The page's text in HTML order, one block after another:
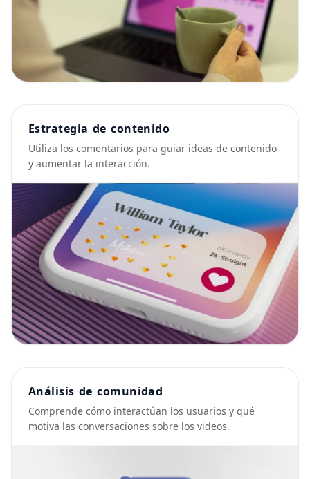
Estrategia de contenido
Utiliza los comentarios para guiar ideas de contenido
y aumentar la interacción.
Análisis de comunidad
Comprende cómo interactúan los usuarios y qué
motiva las conversaciones sobre los videos.